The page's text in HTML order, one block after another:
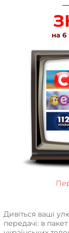
на 6
Дивіться ваші
передачі: в